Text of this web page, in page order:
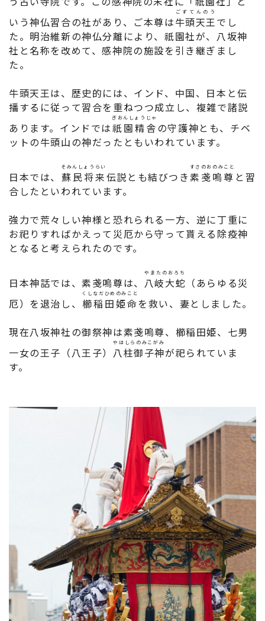
いう神仏習合の社があり、ご本尊は牛頭天王
ごずてんのう
でし
た。明治維新の神仏分離により、祇園社が、八坂神
社と名称を改めて、感神院の施設を引き継ぎまし
た。
牛頭天王は、歴史的には、インド、中国、日本と伝
播するに従って習合を重ねつつ成立し、複雑で諸説
あります。インドでは祇園精舎
ぎおんしょうじゃ
の守護神とも、チベ
ットの牛頭山の神だったともいわれています。
日本では、 蘇民将来
そみんしょうらい
伝説とも結びつき素戔嗚尊
すさのおのみこと
と習
合したといわれています。
強力で荒々しい神様と恐れられる一方、逆に丁重に
お祀りすればかえって災厄から守って貰える除疫神
となると考えられたのです。
日本神話では、素戔嗚尊は、 八岐大蛇
やまたのおろち
（あらゆる災
厄）を退治し、 櫛稲田姫命
くしなだひめのみこと
を救い、妻としました。
現在八坂神社の御祭神は素戔嗚尊、櫛稲田姫、七男
一女の王子（八王子） 八柱御子神
やはしらのみこがみ
が祀られていま
す。